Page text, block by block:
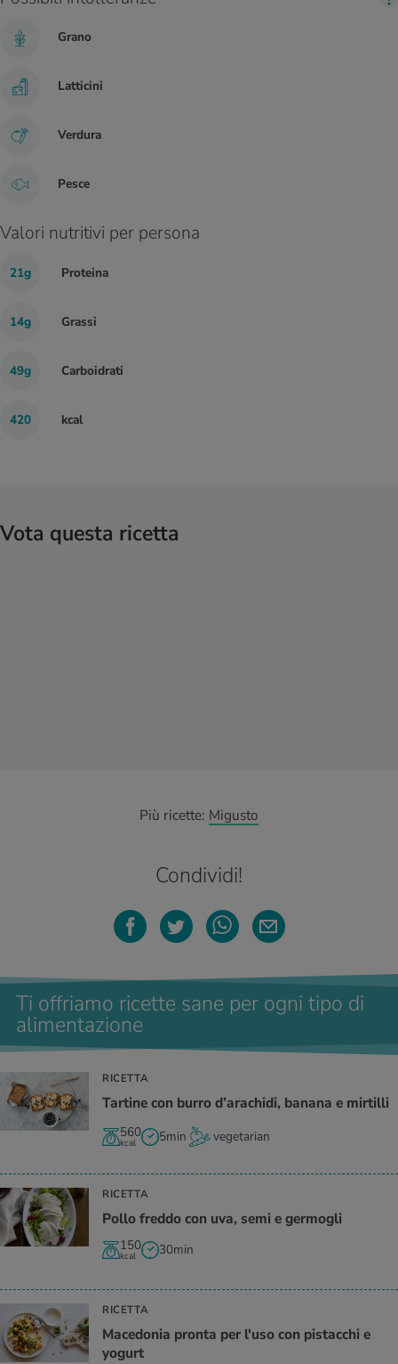
Grano
Latticini
Verdura
Pesce
Valori nutritivi per persona
21g Proteina
14g Grassi
49g Carboidrati
420 kcal
Vota questa ricetta
Più ricette: Migusto
Condividi!
Ti offriamo ricette sane per ogni tipo di
alimentazione
RICETTA
Tartine con burro d’arachidi, banana e mirtilli
560
kcal 5min vegetarian
RICETTA
Pollo freddo con uva, semi e germogli
150
kcal 30min
RICETTA
Macedonia pronta per l'uso con pistacchi e
yogurt